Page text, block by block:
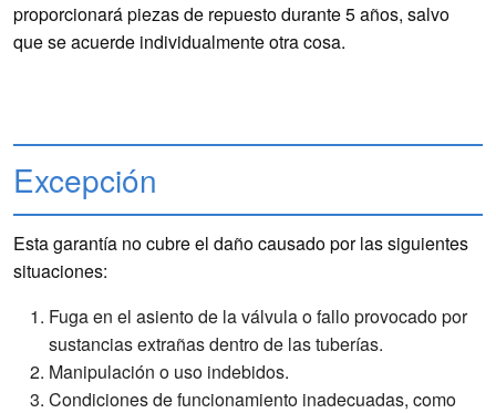
proporcionará piezas de repuesto durante 5 años, salvo
que se acuerde individualmente otra cosa.
Excepción
Esta garantía no cubre el daño causado por las siguientes
situaciones:
Fuga en el asiento de la válvula o fallo provocado por
sustancias extrañas dentro de las tuberías.
Manipulación o uso indebidos.
Condiciones de funcionamiento inadecuadas, como